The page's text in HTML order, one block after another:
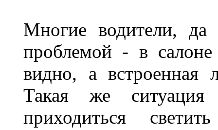
Многие водители, да
проблемой - в
видно, а встроенная
Такая же
приходиться